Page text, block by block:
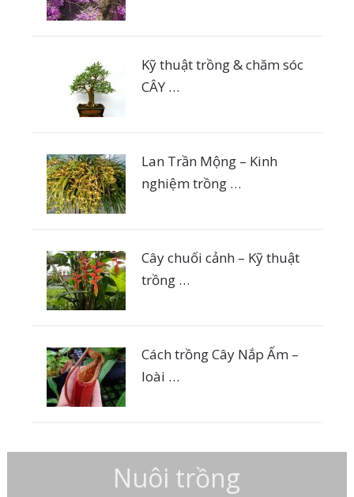
Kỹ thuật trồng & chăm sóc
CÂY …
Lan Trần Mộng – Kinh
nghiệm trồng …
Cây chuối cảnh – Kỹ thuật
trồng …
Cách trồng Cây Nắp Ấm –
loài …
Nuôi trồng